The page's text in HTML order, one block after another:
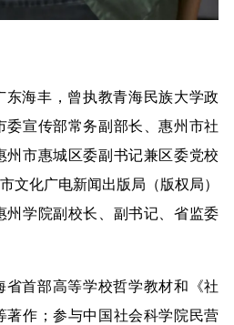
东海丰，曾执教青海民族大学政
委宣传部常务副部长、惠州市社
州市惠城区委副书记兼区委党校
文化广电新闻出版局（版权局）
州学院副校长、副书记、省监委
省首部高等学校哲学教材和《社
著作；参与中国社会科学院民营